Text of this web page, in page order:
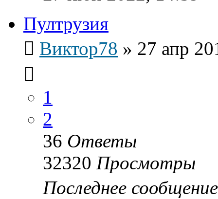
Пултрузия
Виктор78 » 27 апр
1
2
36 Ответы
32320 Просмотры
Последнее